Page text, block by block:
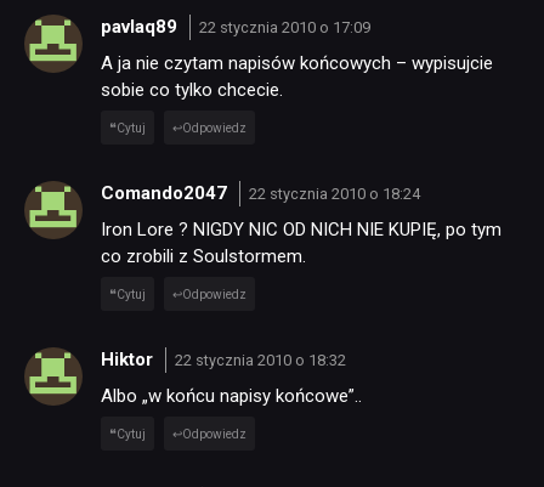
pavlaq89 22 stycznia 2010 o 17:09
A ja nie czytam napisów końcowych – wypisujcie
sobie co tylko chcecie.
Cytuj Odpowiedz
Comando2047 22 stycznia 2010 o 18:24
Iron Lore ? NIGDY NIC OD NICH NIE KUPIĘ, po tym
co zrobili z Soulstormem.
Cytuj Odpowiedz
Hiktor 22 stycznia 2010 o 18:32
Albo „w końcu napisy końcowe”..
Cytuj Odpowiedz